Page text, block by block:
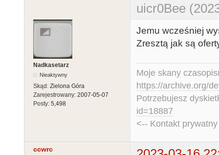
uicr0Bee
Nadkasetarz
Nieaktywny
Skąd: Zielona Góra
Zarejestrowany: 2007-05-07
Posty: 5,498
Jemu wcześniej
Zresztą jak są
Moje skany
https://archive.org/
Potrzebujesz
id=18887
<-- Kontakt
ccwrc